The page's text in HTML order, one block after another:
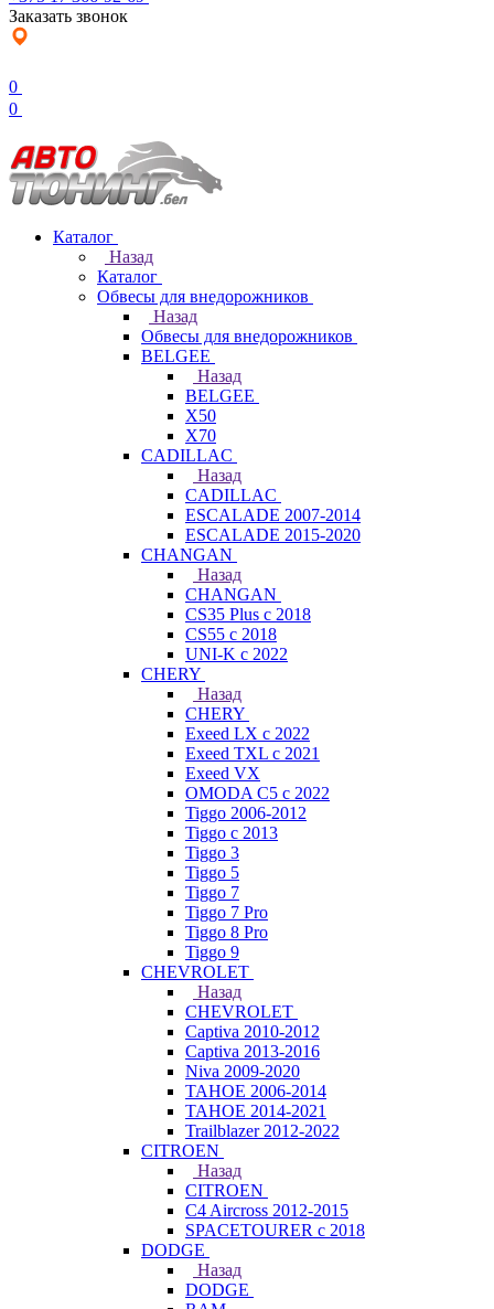
Заказать звонок
0
0
Каталог
Назад
Каталог
Обвесы для внедорожников
Назад
Обвесы для внедорожников
BELGEE
Назад
BELGEE
X50
X70
CADILLAC
Назад
CADILLAC
ESCALADE 2007-2014
ESCALADE 2015-2020
CHANGAN
Назад
CHANGAN
CS35 Plus с 2018
CS55 с 2018
UNI-K с 2022
CHERY
Назад
CHERY
Exeed LX с 2022
Exeed TXL с 2021
Exeed VX
OMODA C5 с 2022
Tiggo 2006-2012
Tiggo с 2013
Tiggo 3
Tiggo 5
Tiggo 7
Tiggo 7 Pro
Tiggo 8 Pro
Tiggo 9
CHEVROLET
Назад
CHEVROLET
Captiva 2010-2012
Captiva 2013-2016
Niva 2009-2020
TAHOE 2006-2014
TAHOE 2014-2021
Trailblazer 2012-2022
CITROEN
Назад
CITROEN
C4 Aircross 2012-2015
SPACETOURER с 2018
DODGE
Назад
DODGE